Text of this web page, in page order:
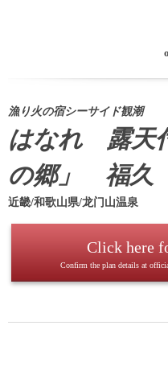
漁り火の宿シーサイド観潮
はなれ 露天
の郷」 福久
近畿/和歌山県/龙门山温泉
Click here
Confirm the plan details at